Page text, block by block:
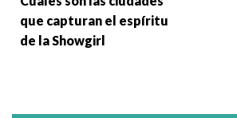
que capturan el espíritu
de la Showgirl